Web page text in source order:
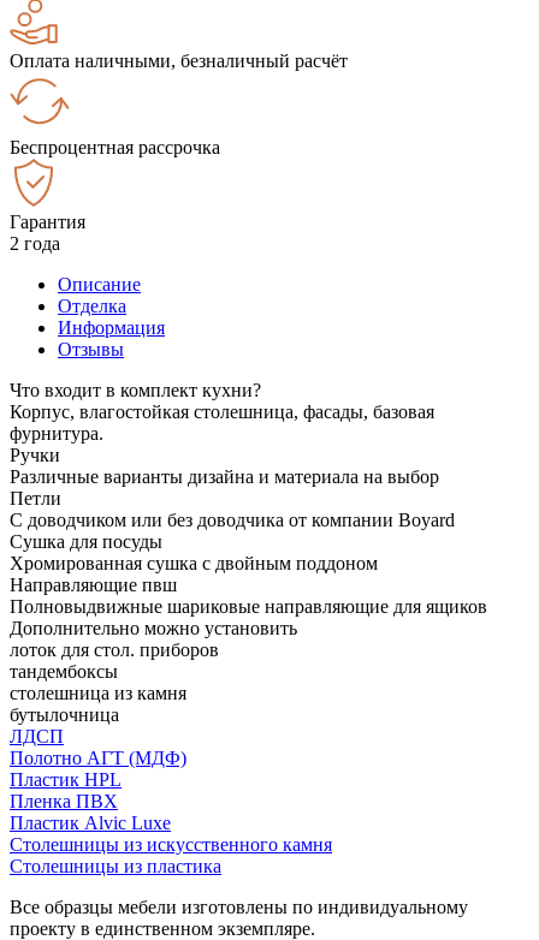
Оплата наличными, безналичный расчёт
Беспроцентная рассрочка
Гарантия
2 года
Описание
Отделка
Информация
Отзывы
Что входит в комплект кухни?
Корпус, влагостойкая столешница, фасады, базовая
фурнитура.
Ручки
Различные варианты дизайна и материала на выбор
Петли
С доводчиком или без доводчика от компании Boyard
Сушка для посуды
Хромированная сушка с двойным поддоном
Направляющие пвш
Полновыдвижные шариковые направляющие для ящиков
Дополнительно можно установить
лоток для стол. приборов
тандембоксы
столешница из камня
бутылочница
ЛДСП
Полотно АГТ (МДФ)
Пластик HPL
Пленка ПВХ
Пластик Alvic Luxe
Столешницы из искусственного камня
Столешницы из пластика
Все образцы мебели изготовлены по индивидуальному
проекту в единственном экземпляре.